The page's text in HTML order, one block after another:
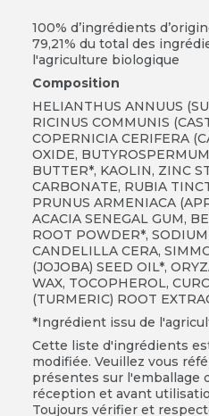
100% d’ingrédients
79,21% du total des
l'agriculture biologique
Composition
HELIANTHUS ANNUUS
RICINUS COMMUNIS
COPERNICIA CERIFERA
OXIDE,
BUTTER*, KAOLIN, ZINC
CARBONATE, RUBIA
PRUNUS ARMENIACA
ACACIA SENEGAL GUM,
ROOT POWDER*,
CANDELILLA CERA,
(JOJOBA) SEED OIL*,
WAX, TOCOPHEROL,
(TURMERIC) ROOT
*Ingrédient issu de
Cette liste d'ingrédients
modifiée. Veuillez vous
présentes sur l'emballage
réception et avant
Toujours vérifier et